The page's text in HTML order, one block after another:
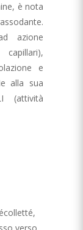
è nota
azione
e
alla sua
(attività